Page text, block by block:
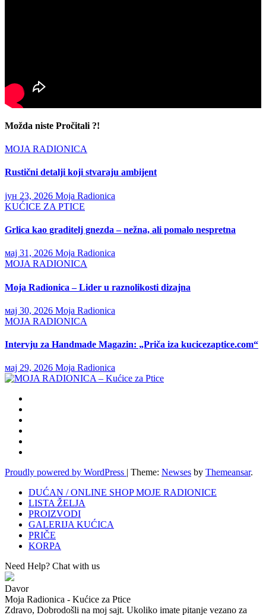
Možda niste Pročitali ?!
MOJA RADIONICA
Rustični detalji koji stvaraju ambijent
јун 23, 2026 Moja Radionica
KUĆICE ZA PTICE
Grlica kao graditelj gnezda – nežna, ali pomalo nespretna
мај 31, 2026 Moja Radionica
MOJA RADIONICA
Moja Radionica – Lider u raznolikosti dizajna
мај 30, 2026 Moja Radionica
MOJA RADIONICA
Intervju za Handmade Magazin: „Priča iza kucicezaptice.com“
мај 29, 2026 Moja Radionica
Proudly powered by WordPress | Theme: Newses by Themeansar.
DUĆAN / ONLINE SHOP MOJE RADIONICE
LISTA ŽELJA
PROIZVODI
GALERIJA KUĆICA
PRIČE
KORPA
Need Help? Chat with us
Davor
Moja Radionica - Kućice za Ptice
Zdravo, Dobrodošli na moj sajt. Ukoliko imate pitanje vezano za